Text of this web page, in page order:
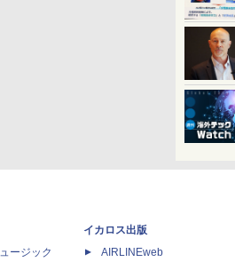
ージック
イカロス出版
AIRLINEweb